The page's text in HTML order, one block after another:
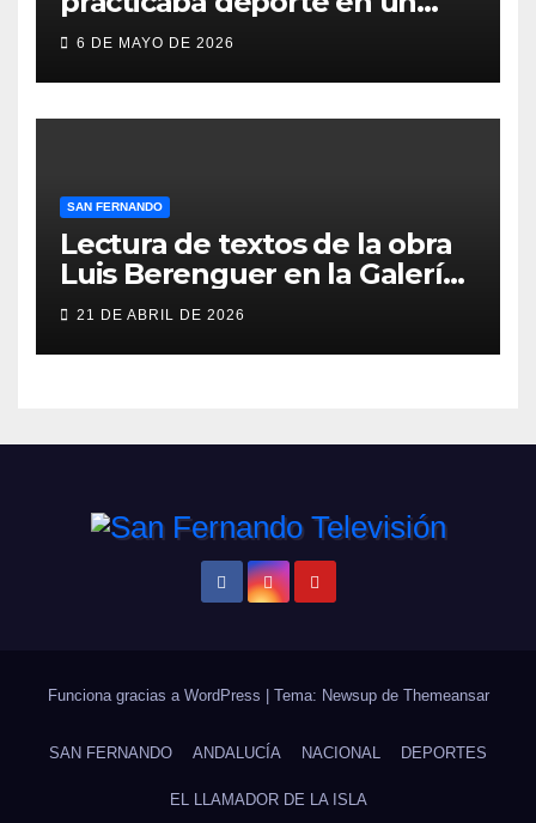
gimnasio de San Fernando
6 DE MAYO DE 2026
SAN FERNANDO
Lectura de textos de la obra
Luis Berenguer en la Galería
ERA
21 DE ABRIL DE 2026
Funciona gracias a WordPress Tema: Newsup de Themeansar
SAN FERNANDO ANDALUCÍA NACIONAL DEPORTES
EL LLAMADOR DE LA ISLA